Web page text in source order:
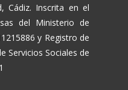
Cádiz. Inscrita en el
del Ministerio de
y Registro de
Servicios Sociales de